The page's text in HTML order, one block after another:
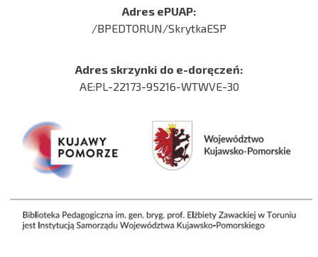
Adres ePUAP:
/BPEDTORUN/SkrytkaESP
Adres skrzynki do e-doręczeń:
AE:PL-22173-95216-WTWVE-30